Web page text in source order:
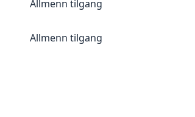
Allmenn tilgang
Allmenn tilgang